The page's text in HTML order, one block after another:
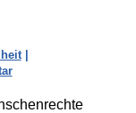
|